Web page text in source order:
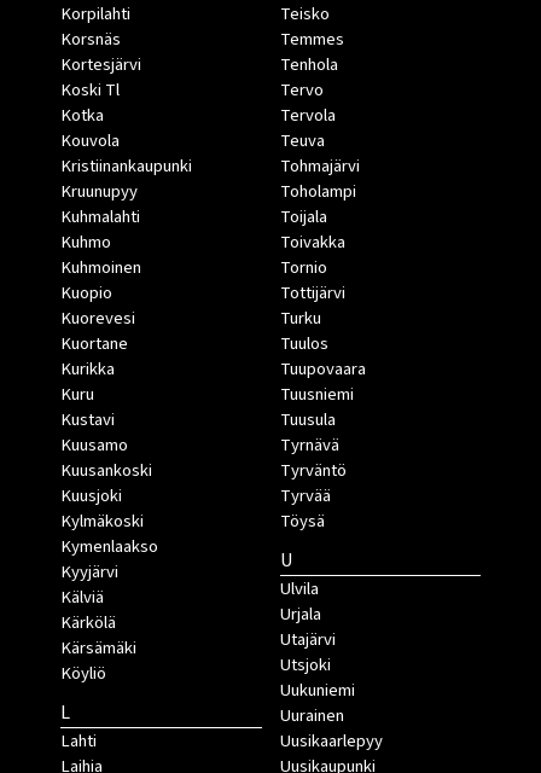
Korpilahti
Korsnäs
Kortesjärvi
Koski Tl
Kotka
Kouvola
Kristiinankaupunki
Kruunupyy
Kuhmalahti
Kuhmo
Kuhmoinen
Kuopio
Kuorevesi
Kuortane
Kurikka
Kuru
Kustavi
Kuusamo
Kuusankoski
Kuusjoki
Kylmäkoski
Kymenlaakso
Kyyjärvi
Kälviä
Kärkölä
Kärsämäki
Köyliö
L
Lahti
Laihia
Teisko
Temmes
Tenhola
Tervo
Tervola
Teuva
Tohmajärvi
Toholampi
Toijala
Toivakka
Tornio
Tottijärvi
Turku
Tuulos
Tuupovaara
Tuusniemi
Tuusula
Tyrnävä
Tyrväntö
Tyrvää
Töysä
U
Ulvila
Urjala
Utajärvi
Utsjoki
Uukuniemi
Uurainen
Uusikaarlepyy
Uusikaupunki